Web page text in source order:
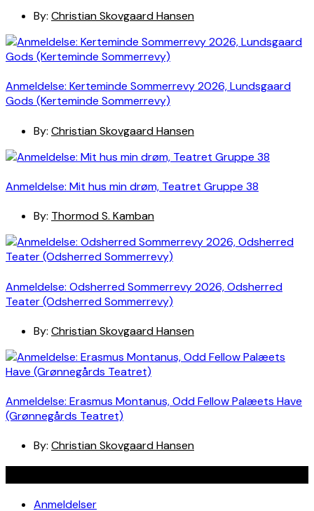
By: Christian Skovgaard Hansen
Anmeldelse: Kerteminde Sommerrevy 2026, Lundsgaard
Gods (Kerteminde Sommerrevy)
By: Christian Skovgaard Hansen
Anmeldelse: Mit hus min drøm, Teatret Gruppe 38
By: Thormod S. Kamban
Anmeldelse: Odsherred Sommerrevy 2026, Odsherred
Teater (Odsherred Sommerrevy)
By: Christian Skovgaard Hansen
Anmeldelse: Erasmus Montanus, Odd Fellow Palæets Have
(Grønnegårds Teatret)
By: Christian Skovgaard Hansen
Anmeldelser